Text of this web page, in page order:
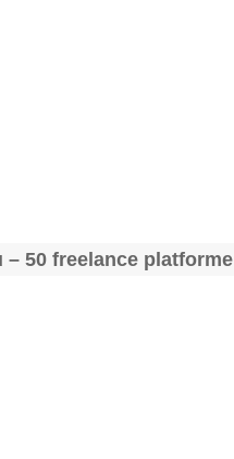
– 50 freelance platforme